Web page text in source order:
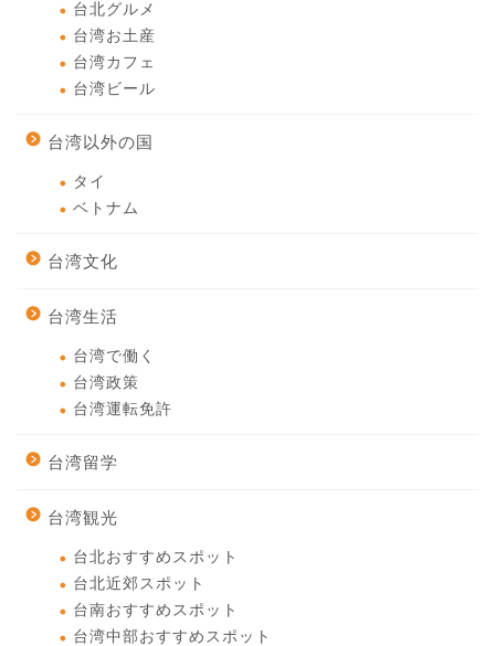
台北グルメ
台湾お土産
台湾カフェ
台湾ビール
台湾以外の国
タイ
ベトナム
台湾文化
台湾生活
台湾で働く
台湾政策
台湾運転免許
台湾留学
台湾観光
台北おすすめスポット
台北近郊スポット
台南おすすめスポット
台湾中部おすすめスポット